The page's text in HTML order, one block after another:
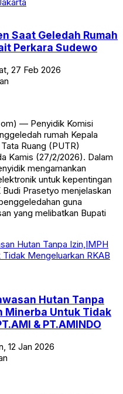
Saat Geledah Rumah
Perkara Sudewo
27 Feb 2026
— Penyidik Komisi
rumah Kepala
Ruang (PUTR)
Kamis (27/2/2026). Dalam
mengamankan
untuk kepentingan
Prasetyo menjelaskan
guna
yang melibatkan Bupati
Hutan Tanpa
Minerba Untuk Tidak
& PT.AMINDO
12 Jan 2026